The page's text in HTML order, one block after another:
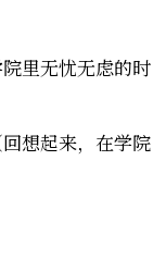
里无忧无虑的时
想起来，在学院